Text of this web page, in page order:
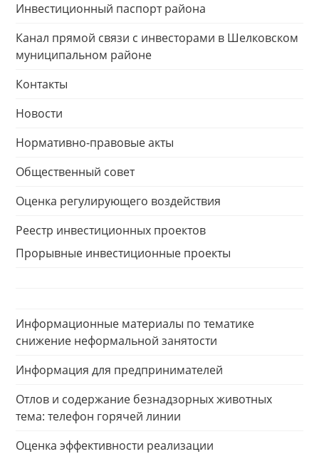
Инвестиционный паспорт района
Канал прямой связи с инвесторами в Шелковском
муниципальном районе
Контакты
Новости
Нормативно-правовые акты
Общественный совет
Оценка регулирующего воздействия
Реестр инвестиционных проектов
Прорывные инвестиционные проекты
Информационные материалы по тематике
снижение неформальной занятости
Информация для предпринимателей
Отлов и содержание безнадзорных животных
тема: телефон горячей линии
Оценка эффективности реализации